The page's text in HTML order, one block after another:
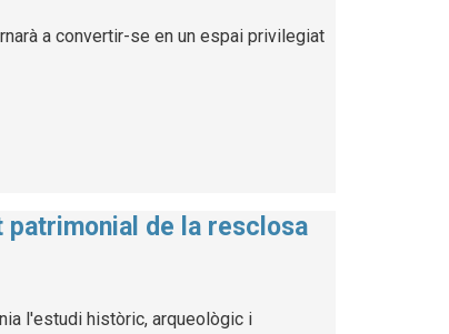
a convertir-se en un espai privilegiat
de la resclosa
l'estudi històric, arqueològic i